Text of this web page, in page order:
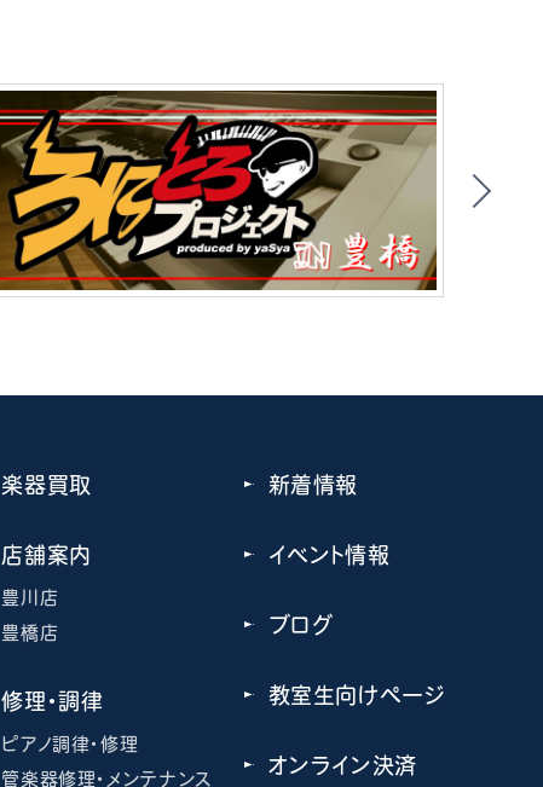
楽器買取
店舗案内
豊川店
豊橋店
修理・調律
ピアノ調律・修理
管楽器修理・メンテナンス
新着情報
イベント情報
ブログ
教室生向けページ
オンライン決済